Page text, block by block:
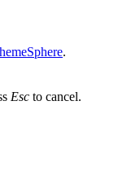
.
Esc to cancel.